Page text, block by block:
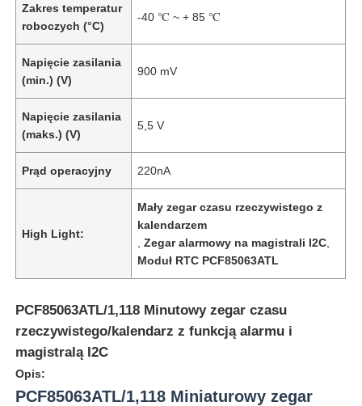
Zakres temperatur
roboczych (°C)
-40 ℃ ~ + 85 ℃
Napięcie zasilania
(min.) (V)
900 mV
Napięcie zasilania
(maks.) (V)
5,5 V
Prąd operacyjny 220nA
High Light:
Mały zegar czasu rzeczywistego z
kalendarzem
,Zegar alarmowy na magistrali I2C
Moduł RTC PCF85063ATL
PCF85063ATL/1,118 Minutowy zegar czasu
rzeczywistego/kalendarz z funkcją alarmu i
magistralą I2C
Opis:
PCF85063ATL/1,118 Miniaturowy zegar